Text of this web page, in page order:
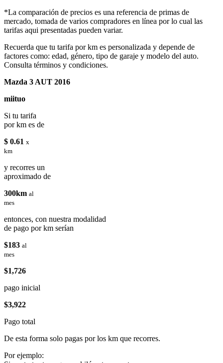
*La comparación de precios es una referencia de primas de
mercado, tomada de varios compradores en línea por lo cual las
tarifas aqui presentadas pueden variar.
Recuerda que tu tarifa por km es personalizada y depende de
factores como: edad, género, tipo de garaje y modelo del auto.
Consulta términos y condiciones.
Mazda 3 AUT 2016
miituo
Si tu tarifa
por km es de
$ 0.61 x
km
y recorres un
aproximado de
300km al
mes
entonces, con nuestra modalidad
de pago por km serían
$183 al
mes
$1,726
pago inicial
$3,922
Pago total
De esta forma solo pagas por los km que recorres.
Por ejemplo: